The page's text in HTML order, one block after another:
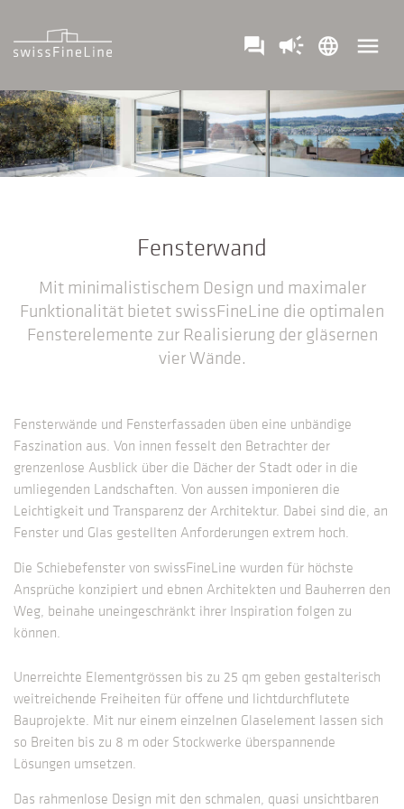
question_answer campaign language menu
Fensterwand
Mit minimalistischem Design und maximaler
Funktionalität bietet swissFineLine die optimalen
Fensterelemente zur Realisierung der gläsernen
vier Wände.
Fensterwände und Fensterfassaden üben eine unbändige
Faszination aus. Von innen fesselt den Betrachter der
grenzenlose Ausblick über die Dächer der Stadt oder in die
umliegenden Landschaften. Von aussen imponieren die
Leichtigkeit und Transparenz der Architektur. Dabei sind die, an
Fenster und Glas gestellten Anforderungen extrem hoch.
Die Schiebefenster von swissFineLine wurden für höchste
Ansprüche konzipiert und ebnen Architekten und Bauherren den
Weg, beinahe uneingeschränkt ihrer Inspiration folgen zu
können.
Unerreichte Elementgrössen bis zu 25 qm geben gestalterisch
weitreichende Freiheiten für offene und lichtdurchflutete
Bauprojekte. Mit nur einem einzelnen Glaselement lassen sich
so Breiten bis zu 8 m oder Stockwerke überspannende
Lösungen umsetzen.
Das rahmenlose Design mit den schmalen, quasi unsichtbaren